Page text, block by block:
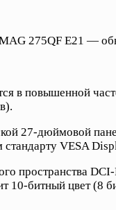
275QF E21 —
в повышенной
27-дюймовой
стандарту VESA
пространства
10-битный цвет (8